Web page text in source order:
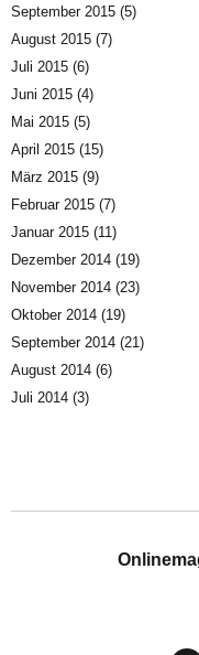
September 2015 (5)
August 2015 (7)
Juli 2015 (6)
Juni 2015 (4)
Mai 2015 (5)
April 2015 (15)
März 2015 (9)
Februar 2015 (7)
Januar 2015 (11)
Dezember 2014 (19)
November 2014 (23)
Oktober 2014 (19)
September 2014 (21)
August 2014 (6)
Juli 2014 (3)